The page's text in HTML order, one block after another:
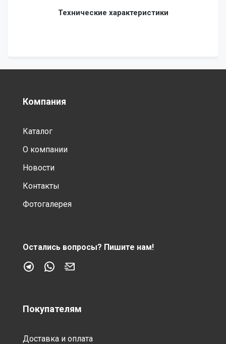
Технические характеристики
Компания
Каталог
О компании
Новости
Контакты
Фотогалерея
Остались вопросы? Пишите нам!
Покупателям
Доставка и оплата